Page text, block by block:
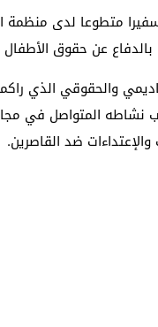
متطوعا لدى منظمة
عن حقوق الأطفال
والحقوقي الذي
نشاطه المتواصل في
ضد القاصرين.